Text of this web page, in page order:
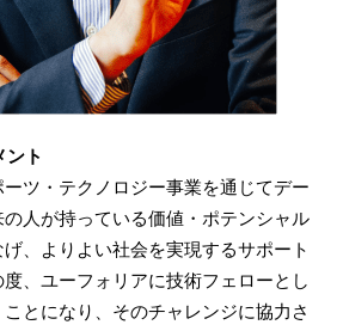
ント
ツ・テクノロジー事業を通じてデー
人が持っている価値・ポテンシャル
、よりよい社会を実現するサポート
、ユーフォリアに技術フェローとし
とになり、そのチャレンジに協力さ